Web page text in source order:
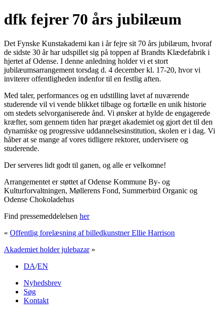
dfk fejrer 70 års jubilæum
Det Fynske Kunstakademi kan i år fejre sit 70 års jubilæum, hvoraf
de sidste 30 år har udspillet sig på toppen af Brandts Klædefabrik i
hjertet af Odense. I denne anledning holder vi et stort
jubilæumsarrangement torsdag d. 4 december kl. 17-20, hvor vi
inviterer offentligheden indenfor til en festlig aften.
Med taler, performances og en udstilling lavet af nuværende
studerende vil vi vende blikket tilbage og fortælle en unik historie
om stedets selvorganiserede ånd. Vi ønsker at hylde de engagerede
kræfter, som gennem tiden har præget akademiet og gjort det til den
dynamiske og progressive uddannelsesinstitution, skolen er i dag. Vi
håber at se mange af vores tidligere rektorer, undervisere og
studerende.
Der serveres lidt godt til ganen, og alle er velkomne!
Arrangementet er støttet af Odense Kommune By- og
Kulturforvaltningen, Møllerens Fond, Summerbird Organic og
Odense Chokoladehus
Find pressemeddelelsen her
« Offentlig forelæsning af billedkunstner Ellie Harrison
Akademiet holder julebazar»
DA/EN
Nyhedsbrev
Søg
Kontakt